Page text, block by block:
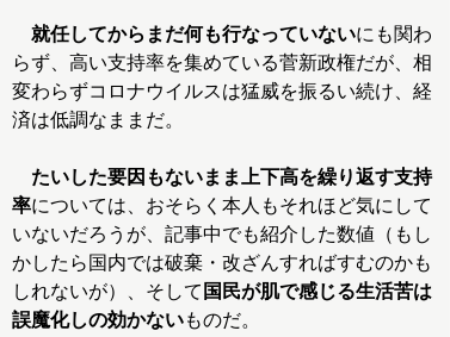
就任してからまだ何も行なっていないにも関わ
らず、高い支持率を集めている菅新政権だが、相
変わらずコロナウイルスは猛威を振るい続け、経
済は低調なままだ。
たいした要因もないまま上下高を繰り返す支持
率については、おそらく本人もそれほど気にして
いないだろうが、記事中でも紹介した数値（もし
かしたら国内では破棄・改ざんすればすむのかも
しれないが）、そして 国民が肌で感じる生活苦は
誤魔化しの効かないものだ。